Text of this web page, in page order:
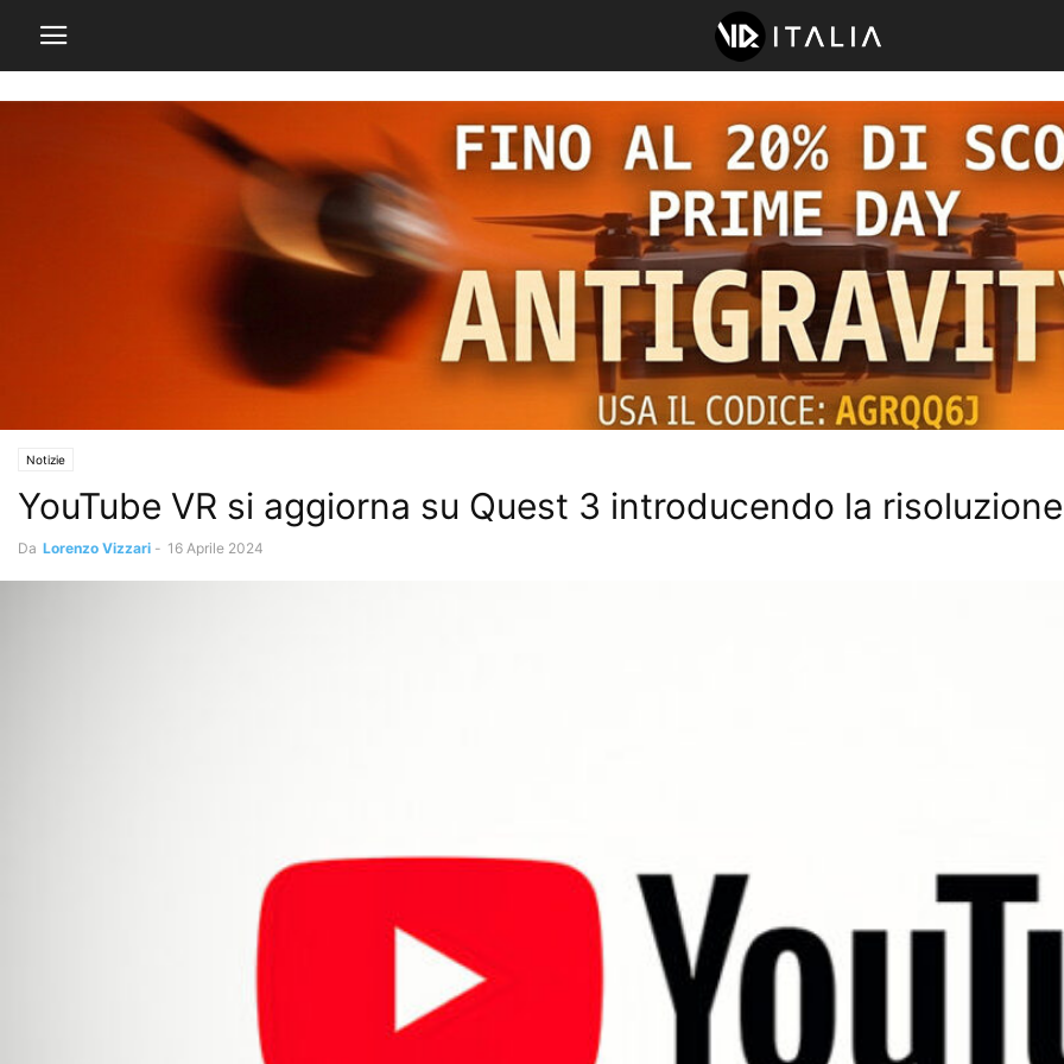
Notizie
YouTube VR si aggiorna su Quest 3 introducendo la
Da Lorenzo Vizzari - 16 Aprile 2024